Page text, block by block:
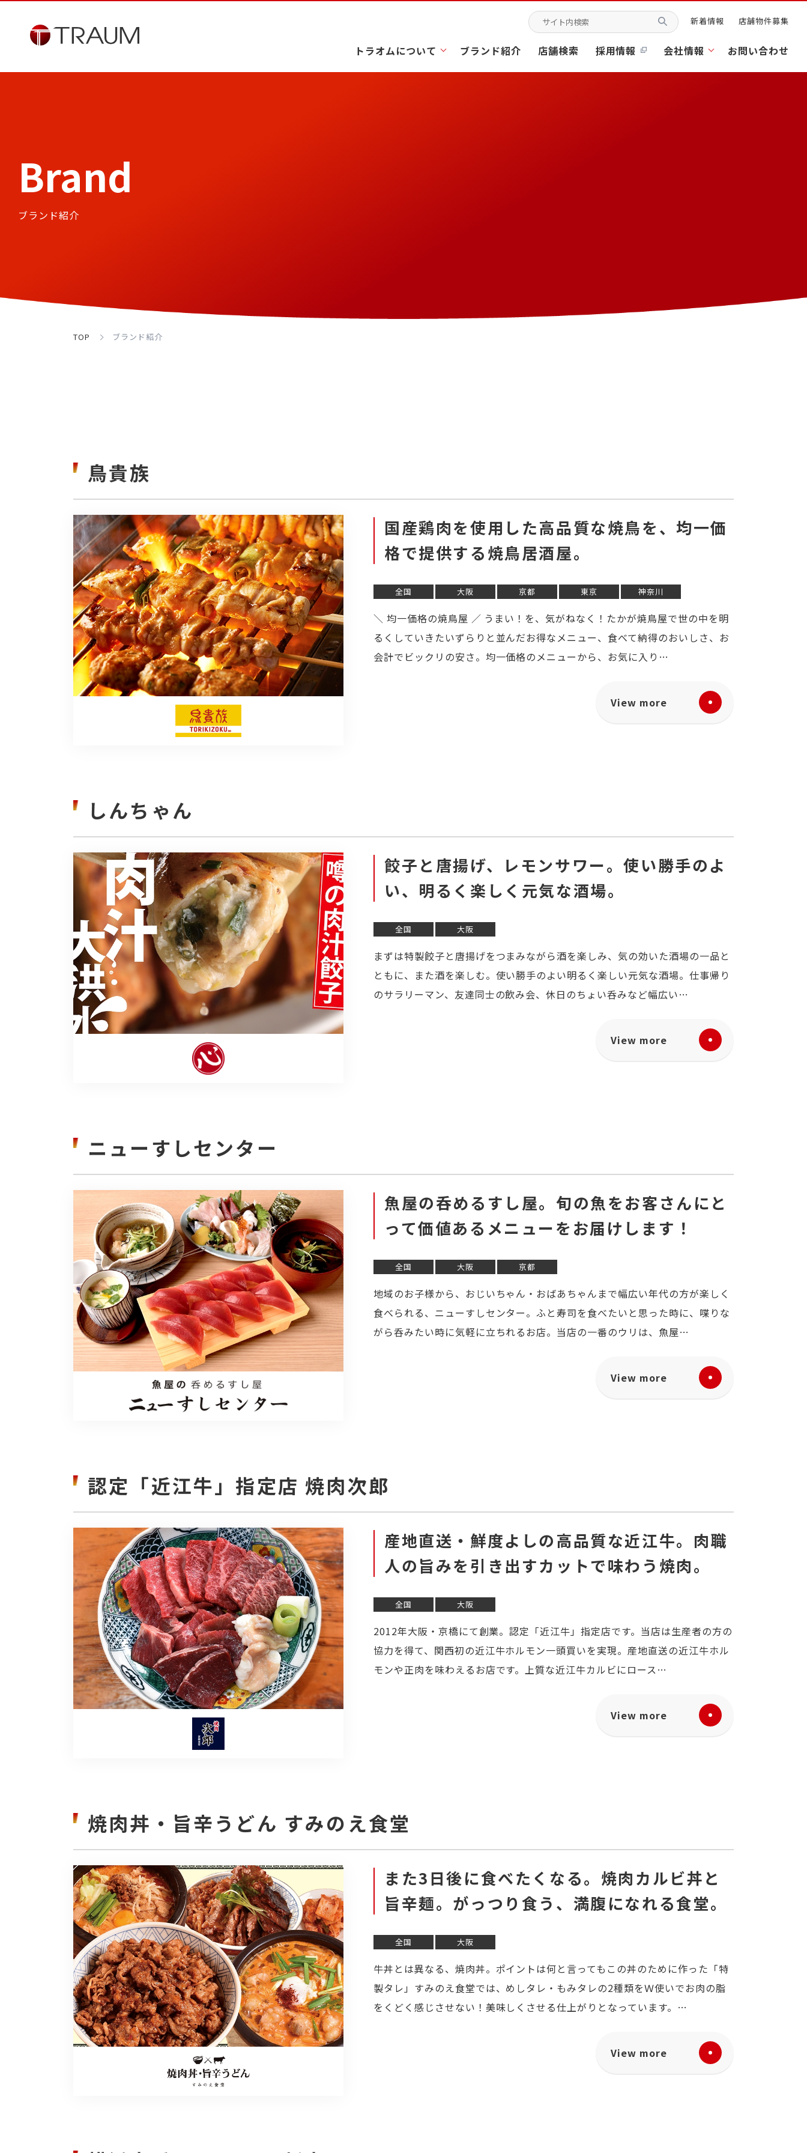
トラオムについて ブランド紹介 店舗検索 採用情報 会社情報 お問い合わせ
新着情報 店舗物件募集
Brand
ブランド紹介
TOP ブランド紹介
鳥貴族
国産鶏肉を使用した高品質な焼鳥を、均一価
格で提供する焼鳥居酒屋。
全国 大阪 京都 東京 神奈川
＼ 均一価格の焼鳥屋 ／ うまい！を、気がねなく！たかが焼鳥屋で世の中を明
るくしていきたいずらりと並んだお得なメニュー、食べて納得のおいしさ、お
会計でビックリの安さ。均一価格のメニューから、お気に入り…
View more
しんちゃん
餃子と唐揚げ、レモンサワー。使い勝手のよ
い、明るく楽しく元気な酒場。
全国 大阪
まずは特製餃子と唐揚げをつまみながら酒を楽しみ、気の効いた酒場の一品と
ともに、また酒を楽しむ。使い勝手のよい明るく楽しい元気な酒場。仕事帰り
のサラリーマン、友達同士の飲み会、休日のちょい呑みなど幅広い…
View more
ニューすしセンター
魚屋の呑めるすし屋。旬の魚をお客さんにと
って価値あるメニューをお届けします！
全国 大阪 京都
地域のお子様から、おじいちゃん・おばあちゃんまで幅広い年代の方が楽しく
食べられる、ニューすしセンター。ふと寿司を食べたいと思った時に、喋りな
がら呑みたい時に気軽に立ちれるお店。当店の一番のウリは、魚屋…
View more
認定「近江牛」指定店 焼肉次郎
産地直送・鮮度よしの高品質な近江牛。肉職
人の旨みを引き出すカットで味わう焼肉。
全国 大阪
2012年大阪・京橋にて創業。認定「近江牛」指定店です。当店は生産者の方の
協力を得て、関西初の近江牛ホルモン一頭買いを実現。産地直送の近江牛ホル
モンや正肉を味わえるお店です。上質な近江牛カルビにロース…
View more
焼肉丼・旨辛うどん すみのえ食堂
また3日後に食べたくなる。焼肉カルビ丼と
旨辛麺。がっつり食う、満腹になれる食堂。
全国 大阪
牛丼とは異なる、焼肉丼。ポイントは何と言ってもこの丼のために作った「特
製タレ」すみのえ食堂では、めしタレ・もみタレの2種類をＷ使いでお肉の脂
をくどく感じさせない！美味しくさせる仕上がりとなっています。…
View more